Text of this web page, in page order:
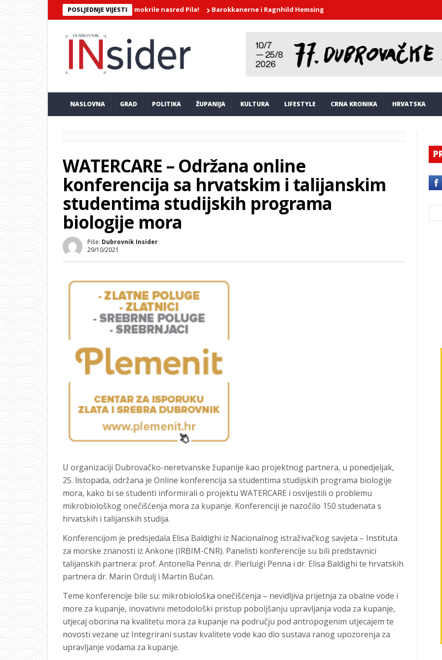
POSLJEDNJE VIJESTI
SNIMKA/Dvije djevojke mokrile nasred Pila! Barokkanerne i Ragnhild Hemsing donijeli duh barokne glazbe u atrij
NASLOVNA GRAD POLITIKA ŽUPANIJA KULTURA LIFESTYLE CRNA KRONIKA HRVATSKA
WATERCARE – Održana online
konferencija sa hrvatskim i talijanskim
studentima studijskih programa
biologije mora
Piše: Dubrovnik Insider
29/10/2021
U organizaciji Dubrovačko-neretvanske županije kao projektnog partnera, u ponedjeljak,
25. listopada, održana je Online konferencija sa studentima studijskih programa biologije
mora, kako bi se studenti informirali o projektu WATERCARE i osvijestili o problemu
mikrobiološkog onečišćenja mora za kupanje. Konferenciji je nazočilo 150 studenata s
hrvatskih i talijanskih studija.
Konferencijom je predsjedala Elisa Baldighi iz Nacionalnog istraživačkog savjeta – Instituta
za morske znanosti iz Ankone (IRBIM-CNR). Panelisti konferencije su bili predstavnici
talijanskih partnera: prof. Antonella Penna; dr. Pierluigi Penna i dr. Elisa Baldighi te hrvatskih
partnera dr. Marin Ordulj i Martin Bučan.
Teme konferencije bile su: mikrobiološka onečišćenja – nevidljiva prijetnja za obalne vode i
more za kupanje, inovativni metodološki pristup poboljšanju upravljanja voda za kupanje,
utjecaj oborina na kvalitetu mora za kupanje na području pod antropogenim utjecajem te
novosti vezane uz Integrirani sustav kvalitete vode kao dio sustava ranog upozorenja za
upravljanje vodama za kupanje.